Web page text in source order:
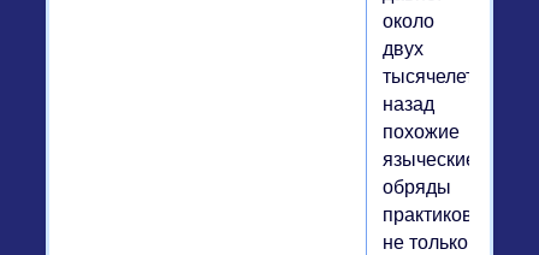
около
двух
тысячелетий
назад
похожие
языческие
обряды
практиковались
не только